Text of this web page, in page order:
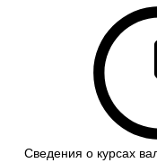
Сведения о курсах